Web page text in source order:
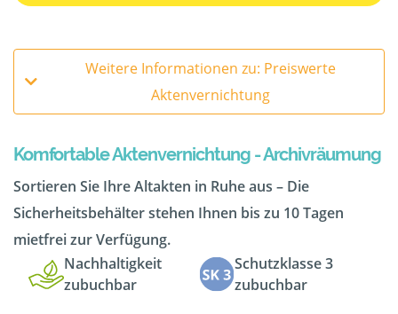
Weitere Informationen zu: Preiswerte
Aktenvernichtung
Komfortable Aktenvernichtung - Archivräumung
Sortieren Sie Ihre Altakten in Ruhe aus – Die
Sicherheitsbehälter stehen Ihnen bis zu 10 Tagen
mietfrei zur Verfügung.
Nachhaltigkeit
zubuchbar
Schutzklasse 3
zubuchbar